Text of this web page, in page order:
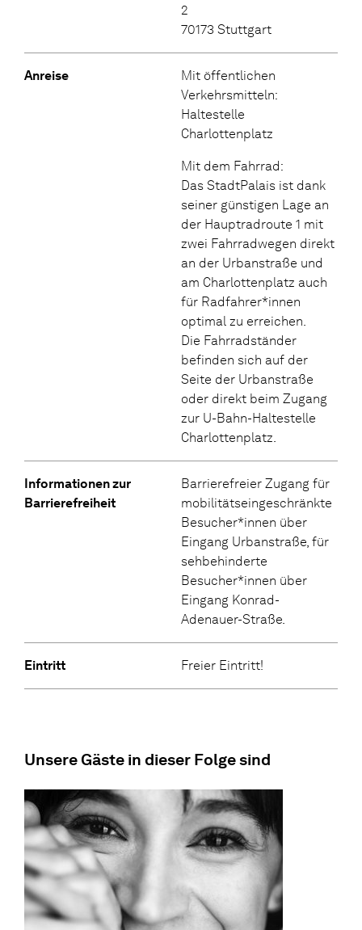
2
70173 Stuttgart
Anreise
Mit öffentlichen
Verkehrsmitteln:
Haltestelle
Charlottenplatz
Mit dem Fahrrad:
Das StadtPalais ist dank
seiner günstigen Lage an
der Hauptradroute 1 mit
zwei Fahrradwegen direkt
an der Urbanstraße und
am Charlottenplatz auch
für Radfahrer*innen
optimal zu erreichen.
Die Fahrradständer
befinden sich auf der
Seite der Urbanstraße
oder direkt beim Zugang
zur U-Bahn-Haltestelle
Charlottenplatz.
Informationen zur
Barrierefreiheit
Barrierefreier Zugang für
mobilitätseingeschränkte
Besucher*innen über
Eingang Urbanstraße, für
sehbehinderte
Besucher*innen über
Eingang Konrad-
Adenauer-Straße.
Eintritt Freier Eintritt!
Unsere Gäste in dieser Folge sind